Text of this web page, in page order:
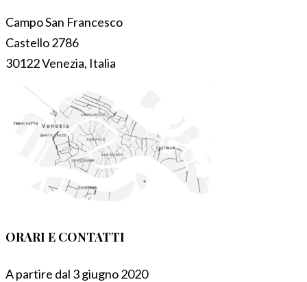
Campo San Francesco
Castello 2786
30122 Venezia, Italia
ORARI E CONTATTI
A partire dal 3 giugno 2020